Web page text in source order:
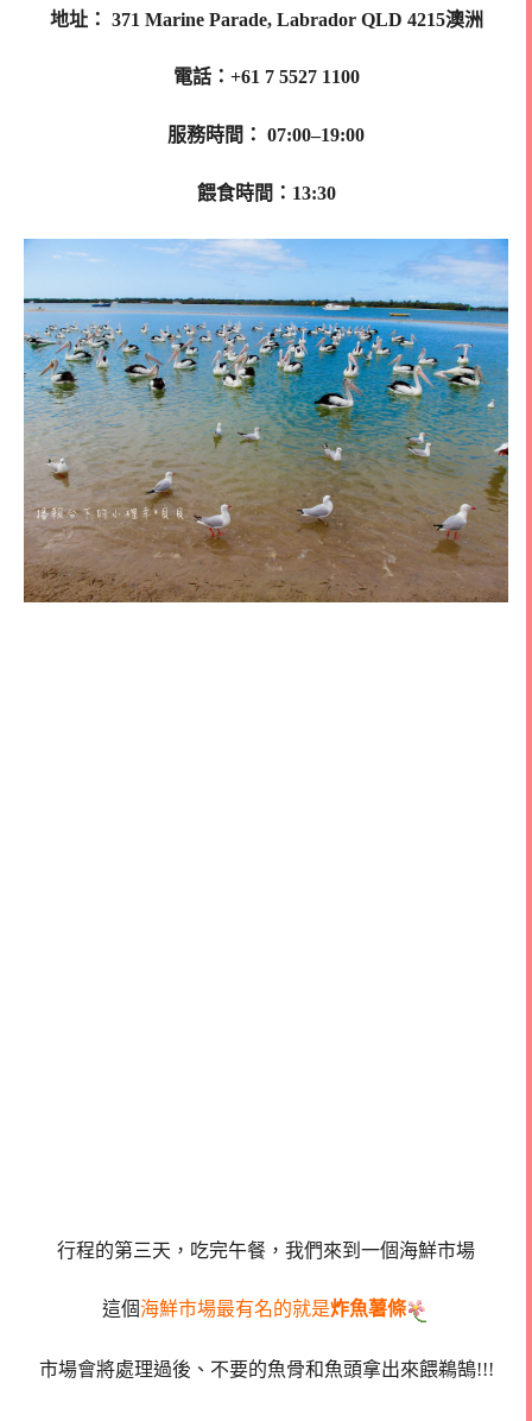
地址： 371 Marine Parade, Labrador QLD 4215澳洲
電話：+61 7 5527 1100
服務時間： 07:00–19:00
餵食時間：13:30
行程的第三天，吃完午餐，我們來到一個海鮮市場
這個海鮮市場最有名的就是炸魚薯條
市場會將處理過後、不要的魚骨和魚頭拿出來餵鵜鵠!!!